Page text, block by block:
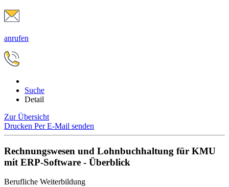
anrufen
Suche
Detail
Zur Übersicht
Drucken Per E-Mail senden
Rechnungswesen und Lohnbuchhaltung für KMU
mit ERP-Software - Überblick
Berufliche Weiterbildung